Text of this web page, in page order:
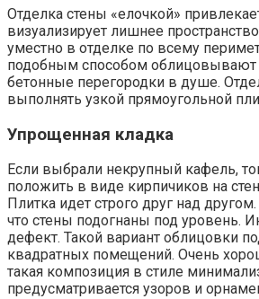
Отделка стены «елочкой»
визуализирует лишнее
уместно в отделке по всему
подобным способом облицовывают
бетонные перегородки в душе.
выполнять узкой прямоугольной
Упрощенная кладка
Если выбрали некрупный кафель,
положить в виде кирпичиков на
Плитка идет строго друг над
что стены подогнаны под уровень.
дефект. Такой вариант облицовки
квадратных помещений. Очень
такая композиция в стиле
предусматривается узоров и